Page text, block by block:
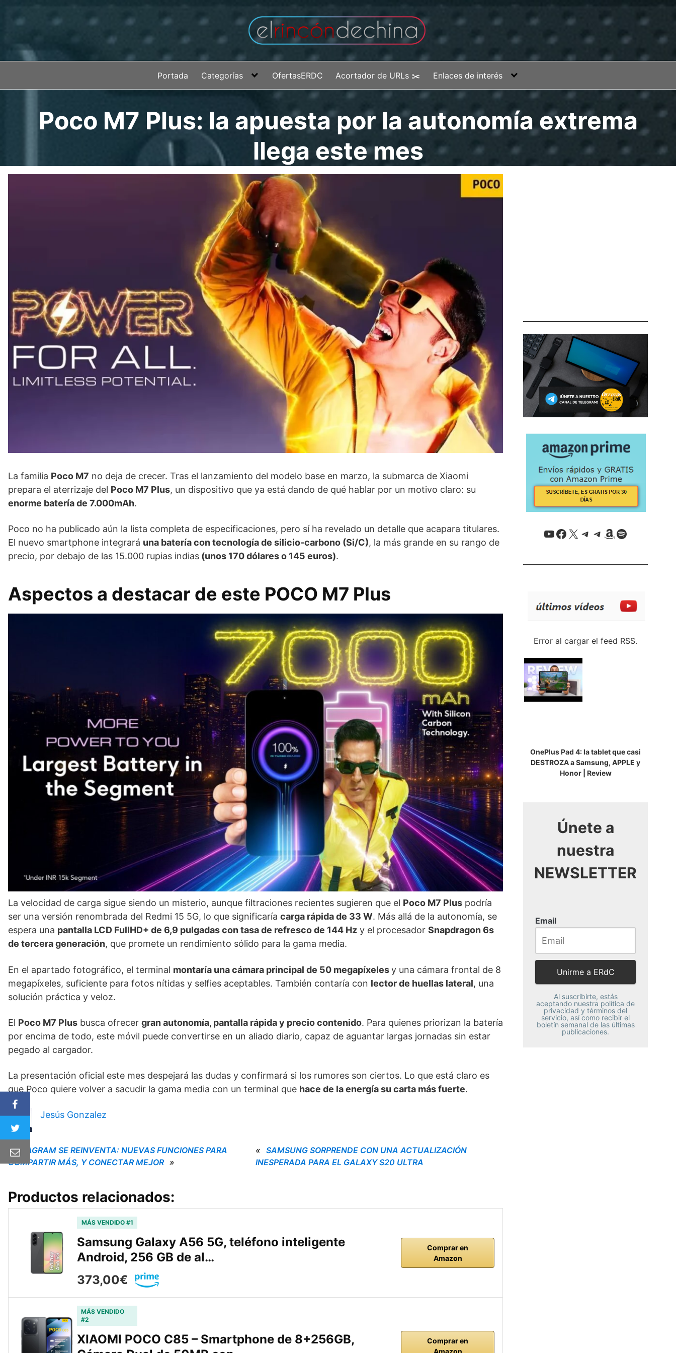
Portada Categorías OfertasERDC Acortador de URLs ✂️ Enlaces de interés
Poco M7 Plus: la apuesta por la autonomía extrema
llega este mes
La familia Poco M7 no deja de crecer. Tras el lanzamiento del modelo base en marzo, la submarca de Xiaomi
prepara el aterrizaje del Poco M7 Plus, un dispositivo que ya está dando de qué hablar por un motivo claro: su
enorme batería de 7.000mAh.
Poco no ha publicado aún la lista completa de especificaciones, pero sí ha revelado un detalle que acapara titulares.
El nuevo smartphone integrará una batería con tecnología de silicio-carbono (Si/C), la más grande en su rango de
precio, por debajo de las 15.000 rupias indias (unos 170 dólares o 145 euros).
Aspectos a destacar de este POCO M7 Plus
La velocidad de carga sigue siendo un misterio, aunque filtraciones recientes sugieren que el Poco M7 Plus podría
ser una versión renombrada del Redmi 15 5G, lo que significaría carga rápida de 33 W. Más allá de la autonomía, se
espera una pantalla LCD FullHD+ de 6,9 pulgadas con tasa de refresco de 144 Hz y el procesador Snapdragon 6s
de tercera generación, que promete un rendimiento sólido para la gama media.
En el apartado fotográfico, el terminal montaría una cámara principal de 50 megapíxelesy una cámara frontal de 8
megapíxeles, suficiente para fotos nítidas y selfies aceptables. También contaría con lector de huellas lateral, una
solución práctica y veloz.
El Poco M7 Plus busca ofrecer gran autonomía, pantalla rápida y precio contenido. Para quienes priorizan la batería
por encima de todo, este móvil puede convertirse en un aliado diario, capaz de aguantar largas jornadas sin estar
pegado al cargador.
La presentación oficial este mes despejará las dudas y confirmará si los rumores son ciertos. Lo que está claro es
que Poco quiere volver a sacudir la gama media con un terminal que hace de la energía su carta más fuerte.
Jesús Gonzalez
INSTAGRAM SE REINVENTA: NUEVAS FUNCIONES PARA
COMPARTIR MÁS, Y CONECTAR MEJOR »
« SAMSUNG SORPRENDE CON UNA ACTUALIZACIÓN
INESPERADA PARA EL GALAXY S20 ULTRA
Productos relacionados:
MÁS VENDIDO #1
Samsung Galaxy A56 5G, teléfono inteligente
Android, 256 GB de al…
373,00€
Comprar en
Amazon
MÁS VENDIDO
#2
XIAOMI POCO C85 – Smartphone de 8+256GB,
Comprar en
Amazon
YouTube
Facebook
X / Twitter
Telegram
Telegram
Amazon
Spotify
Error al cargar el feed RSS.
OnePlus Pad 4: la tablet que casi
DESTROZA a Samsung, APPLE y
Honor | Review
Únete a
nuestra
NEWSLETTER
Email
Al suscribirte, estás
aceptando nuestra política de
privacidad y términos del
servicio, así como recibir el
boletín semanal de las últimas
publicaciones.